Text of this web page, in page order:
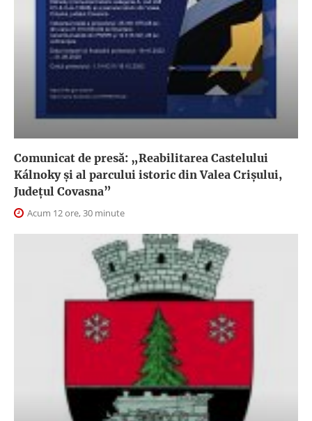
Comunicat de presă: „Reabilitarea Castelului
Kálnoky și al parcului istoric din Valea Crișului,
Județul Covasna”
Acum 12 ore, 30 minute